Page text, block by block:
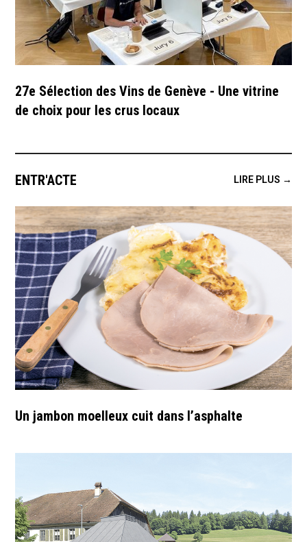
27e Sélection des Vins de Genève - Une vitrine
de choix pour les crus locaux
ENTR'ACTE LIRE PLUS →
Un jambon moelleux cuit dans l’asphalte